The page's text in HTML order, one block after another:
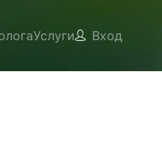
Услуги Вход